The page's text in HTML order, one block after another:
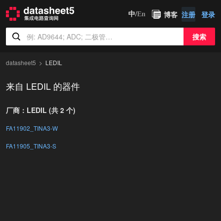
搜索
中/En 博客 注册 登录
datasheet5 LEDIL
来自 LEDIL 的器件
厂商：LEDIL (共 2 个)
FA11902_TINA3-W
FA11905_TINA3-S